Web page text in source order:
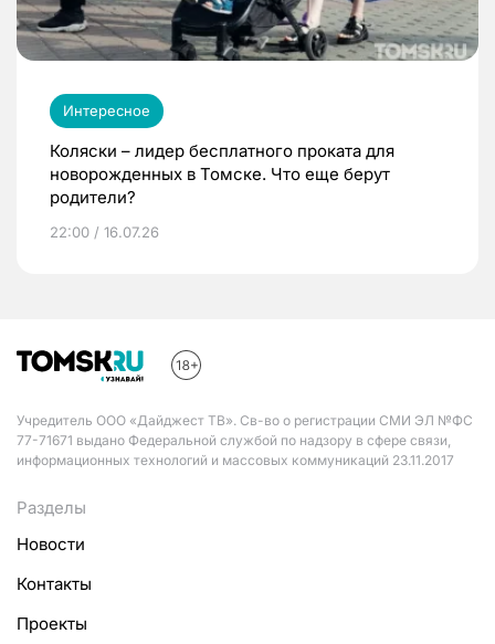
Интересное
Коляски – лидер бесплатного проката для
новорожденных в Томске. Что еще берут
родители?
22:00 / 16.07.26
Учредитель ООО «Дайджест ТВ». Св-во о регистрации СМИ ЭЛ №ФС
77-71671 выдано Федеральной службой по надзору в сфере связи,
информационных технологий и массовых коммуникаций 23.11.2017
Разделы
Новости
Контакты
Проекты